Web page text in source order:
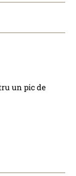
un pic de